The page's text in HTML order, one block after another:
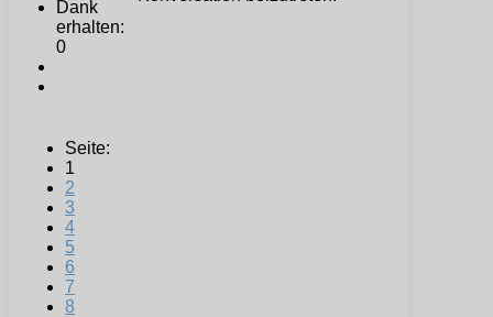
Dank
erhalten:
0
Seite:
1
2
3
4
5
6
7
8